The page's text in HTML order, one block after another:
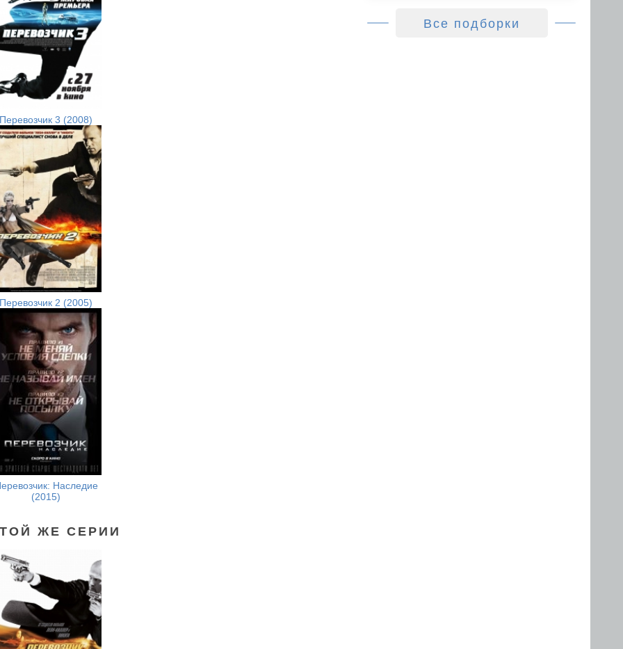
Перевозчик 3 (2008)
Перевозчик 2 (2005)
Наследие
(2015)
ЖЕ СЕРИИ
Все подборки